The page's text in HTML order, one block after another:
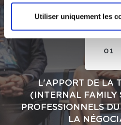
Utiliser uniquement les
SEP
01
L'APPORT DE LA
(INTERNAL FAMILY
PROFESSIONNELS
LA